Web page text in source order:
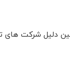
شرکت های